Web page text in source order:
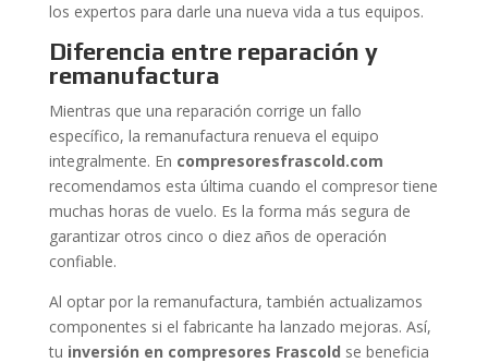
los expertos para darle una nueva vida a tus equipos.
Diferencia entre reparación y
remanufactura
Mientras que una reparación corrige un fallo
específico, la remanufactura renueva el equipo
integralmente. En compresoresfrascold.com
recomendamos esta última cuando el compresor tiene
muchas horas de vuelo. Es la forma más segura de
garantizar otros cinco o diez años de operación
confiable.
Al optar por la remanufactura, también actualizamos
componentes si el fabricante ha lanzado mejoras. Así,
tu inversión en compresores Frascold se beneficia